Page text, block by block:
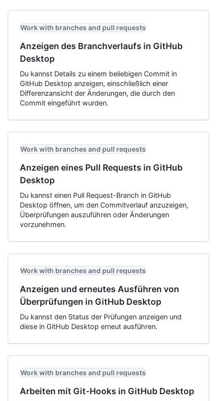
Work with branches and pull requests
Anzeigen des Branchverlaufs in GitHub
Desktop
Du kannst Details zu einem beliebigen Commit in
GitHub Desktop anzeigen, einschließlich einer
Differenzansicht der Änderungen, die durch den
Commit eingeführt wurden.
Work with branches and pull requests
Anzeigen eines Pull Requests in GitHub
Desktop
Du kannst einen Pull Request-Branch in GitHub
Desktop öffnen, um den Commitverlauf anzuzeigen,
Überprüfungen auszuführen oder Änderungen
vorzunehmen.
Work with branches and pull requests
Anzeigen und erneutes Ausführen von
Überprüfungen in GitHub Desktop
Du kannst den Status der Prüfungen anzeigen und
diese in GitHub Desktop erneut ausführen.
Work with branches and pull requests
Arbeiten mit Git-Hooks in GitHub Desktop